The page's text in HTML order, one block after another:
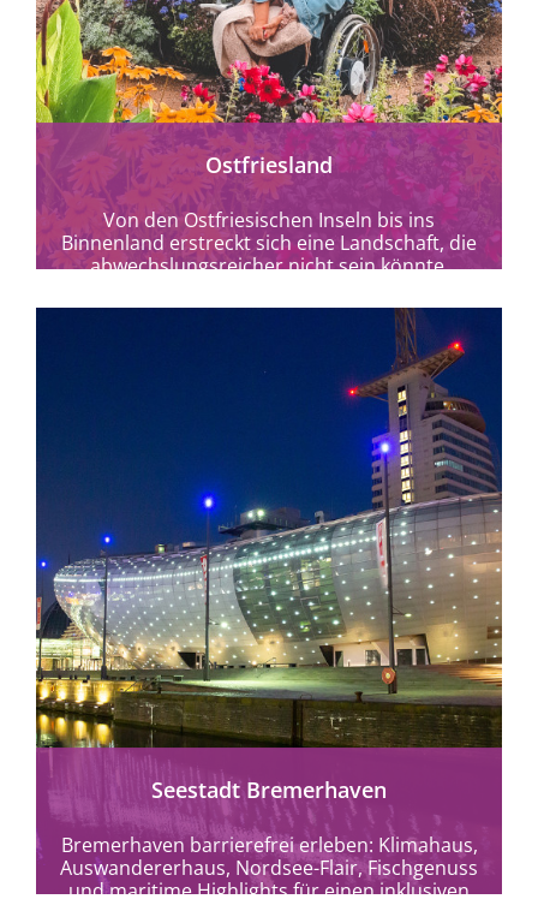
mehr erfahren
Ostfriesland
Von den Ostfriesischen Inseln bis ins
Binnenland erstreckt sich eine Landschaft, die
abwechslungsreicher nicht sein könnte.
mehr erfahren
Seestadt Bremerhaven
Bremerhaven barrierefrei erleben: Klimahaus,
Auswandererhaus, Nordsee-Flair, Fischgenuss
und maritime Highlights für einen inklusiven